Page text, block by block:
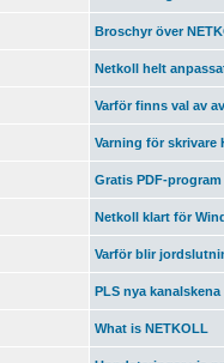
Broschyr över
Netkoll helt
Varför finns val av
Varning för skrivare
Gratis PDF-program
Netkoll klart för
Varför blir
PLS nya
What is NETKOLL